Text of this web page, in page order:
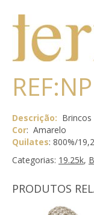
Descrição:
Cor: Amarelo
Quilates: 800%/
Categorias: 19.25k,
PRODUTOS